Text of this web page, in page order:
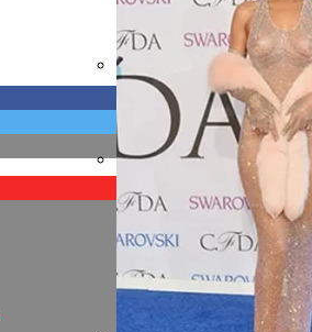
Выбираем Ударную
Современный